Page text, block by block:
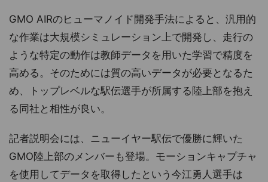
GMO AIRのヒューマノイド開発手法によると、汎用的
な作業は大規模シミュレーション上で開発し、走行の
ような特定の動作は教師データを用いた学習で精度を
高める。そのためには質の高いデータが必要となるた
め、トップレベルな駅伝選手が所属する陸上部を抱え
る同社と相性が良い。
記者説明会には、ニューイヤー駅伝で優勝に輝いた
GMO陸上部のメンバーも登場。モーションキャプチャ
を使用してデータを取得したという今江勇人選手は